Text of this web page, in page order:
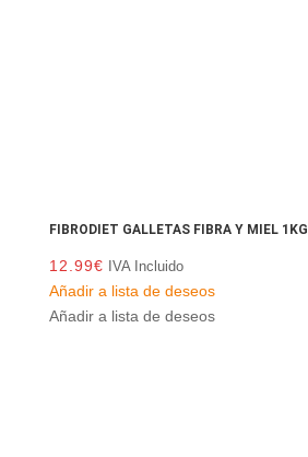
FIBRODIET GALLETAS FIBRA Y MIEL 1KG
12.99€ IVA Incluido
Añadir a lista de deseos
Añadir a lista de deseos